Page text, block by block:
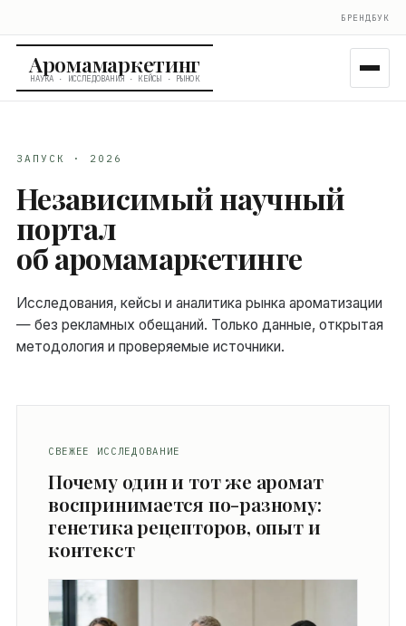
БРЕНДБУК
Аромамаркетинг
НАУКА · ИССЛЕДОВАНИЯ · КЕЙСЫ · РЫНОК
ЗАПУСК · 2026
Независимый научный
портал
об аромамаркетинге
Исследования, кейсы и аналитика рынка ароматизации
— без рекламных обещаний. Только данные, открытая
методология и проверяемые источники.
СВЕЖЕЕ ИССЛЕДОВАНИЕ
Почему один и тот же аромат
воспринимается по-разному:
генетика рецепторов, опыт и
контекст